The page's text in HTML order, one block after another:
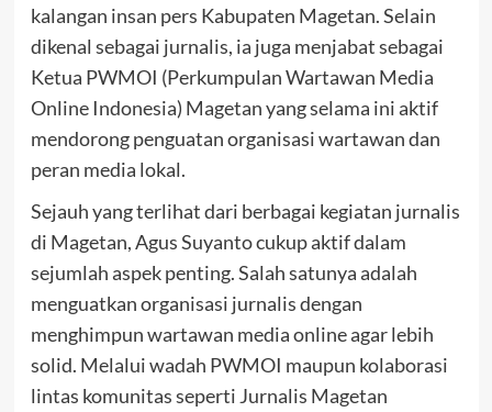
kalangan insan pers Kabupaten Magetan. Selain
dikenal sebagai jurnalis, ia juga menjabat sebagai
Ketua PWMOI (Perkumpulan Wartawan Media
Online Indonesia) Magetan yang selama ini aktif
mendorong penguatan organisasi wartawan dan
peran media lokal.
Sejauh yang terlihat dari berbagai kegiatan jurnalis
di Magetan, Agus Suyanto cukup aktif dalam
sejumlah aspek penting. Salah satunya adalah
menguatkan organisasi jurnalis dengan
menghimpun wartawan media online agar lebih
solid. Melalui wadah PWMOI maupun kolaborasi
lintas komunitas seperti Jurnalis Magetan